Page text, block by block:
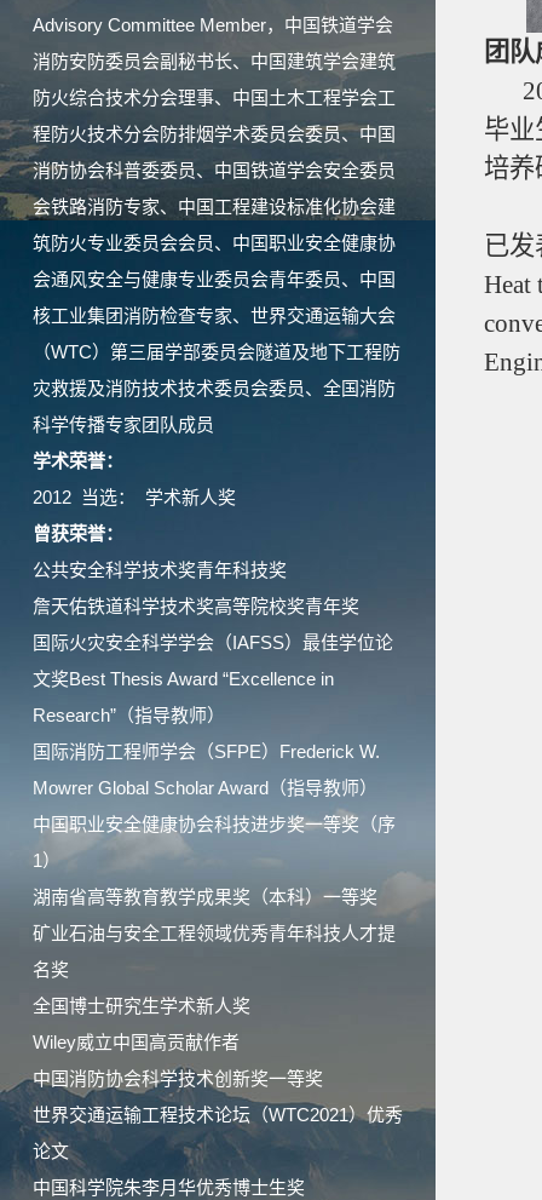
Advisory Committee Member，中国铁道学会
消防安防委员会副秘书长、中国建筑学会建筑
防火综合技术分会理事、中国土木工程学会工
程防火技术分会防排烟学术委员会委员、中国
消防协会科普委委员、中国铁道学会安全委员
会铁路消防专家、中国工程建设标准化协会建
筑防火专业委员会会员、中国职业安全健康协
会通风安全与健康专业委员会青年委员、中国
核工业集团消防检查专家、世界交通运输大会
（WTC）第三届学部委员会隧道及地下工程防
灾救援及消防技术技术委员会委员、全国消防
科学传播专家团队成员
学术荣誉：
2012 当选： 学术新人奖
曾获荣誉：
公共安全科学技术奖青年科技奖
詹天佑铁道科学技术奖高等院校奖青年奖
国际火灾安全科学学会（IAFSS）最佳学位论
文奖Best Thesis Award “Excellence in
Research”（指导教师）
国际消防工程师学会（SFPE）Frederick W.
Mowrer Global Scholar Award（指导教师）
中国职业安全健康协会科技进步奖一等奖（序
1）
湖南省高等教育教学成果奖（本科）一等奖
矿业石油与安全工程领域优秀青年科技人才提
名奖
全国博士研究生学术新人奖
Wiley威立中国高贡献作者
中国消防协会科学技术创新奖一等奖
世界交通运输工程技术论坛（WTC2021）优秀
论文
中国科学院朱李月华优秀博士生奖
团
毕业
培养
已
Heat